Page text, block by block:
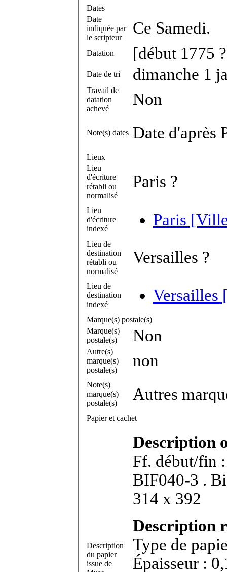
Dates
Date
indiquée par
le scripteur
Ce Samedi.
Datation [début 1775
Date de tri dimanche 1
Travail de
datation
achevé
Non
Note(s) dates Date d'après
Lieux
Lieu
d'écriture
rétabli ou
normalisé
Paris ?
Lieu
d'écriture
indexé
Paris
Lieu de
destination
rétabli ou
normalisé
Versailles ?
Lieu de
destination
indexé
Versailles
Marque(s) postale(s)
Marque(s)
postale(s)
Non
Autre(s)
marque(s)
postale(s)
non
Note(s)
marque(s)
postale(s)
Autres
Papier et cachet
Description
du papier
issue de
Description
Ff. début/fin
BIF040-3 . Bifeuillet in-4°. Dimensions feuillet :
314 x 392
Description
Type de
Épaisseur :